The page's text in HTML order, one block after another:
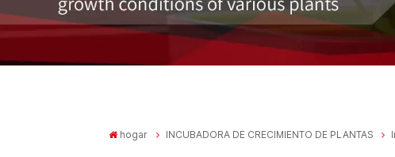
hogar INCUBADORA DE CRECIMIENTO DE PLANTAS